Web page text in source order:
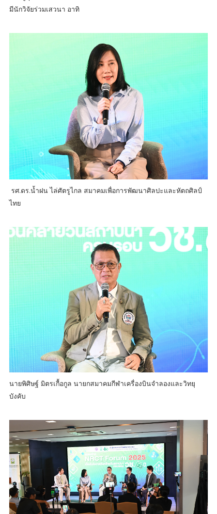
มีนักวิจัยร่วมเสวนา อาทิ
รศ.ดร.น้ำฝน ไล่ศัตรูไกล สมาคมเพื่อการพัฒนาศิลปะและหัตถศิลป์
ไทย
นายพิศิษฐ์ มิตรเกื้อกูล นายกสมาคมกีฬาเครื่องบินจำลองและวิทยุ
บังคับ